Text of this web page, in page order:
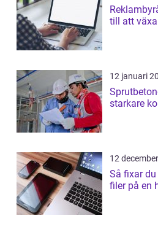
till att
12 januari
starkare
12
Så fixar
filer på en